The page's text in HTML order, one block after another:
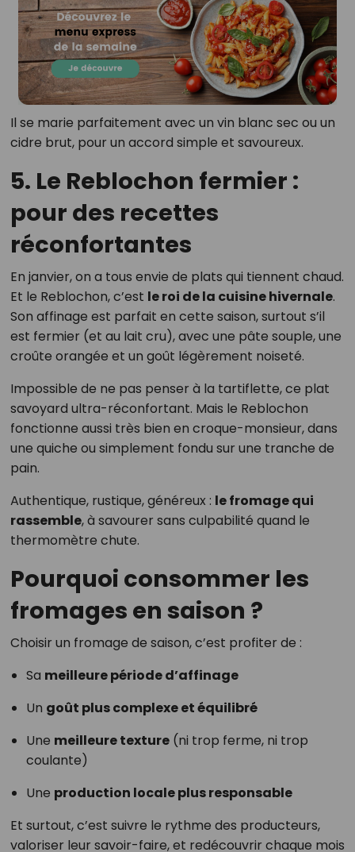
Il se marie parfaitement avec un vin blanc sec ou un
cidre brut, pour un accord simple et savoureux.
5. Le Reblochon fermier :
pour des recettes
réconfortantes
En janvier, on a tous envie de plats qui tiennent chaud.
Et le Reblochon, c’est le roi de la cuisine hivernale.
Son affinage est parfait en cette saison, surtout s’il
est fermier (et au lait cru), avec une pâte souple, une
croûte orangée et un goût légèrement noiseté.
Impossible de ne pas penser à la tartiflette, ce plat
savoyard ultra-réconfortant. Mais le Reblochon
fonctionne aussi très bien en croque-monsieur, dans
une quiche ou simplement fondu sur une tranche de
pain.
Authentique, rustique, généreux : le fromage qui
rassemble, à savourer sans culpabilité quand le
thermomètre chute.
Pourquoi consommer les
fromages en saison ?
Choisir un fromage de saison, c’est profiter de :
Sa meilleure période d’affinage
Un goût plus complexe et équilibré
Une meilleure texture(ni trop ferme, ni trop
coulante)
Une production locale plus responsable
Et surtout, c’est suivre le rythme des producteurs,
valoriser leur savoir-faire, et redécouvrir chaque mois